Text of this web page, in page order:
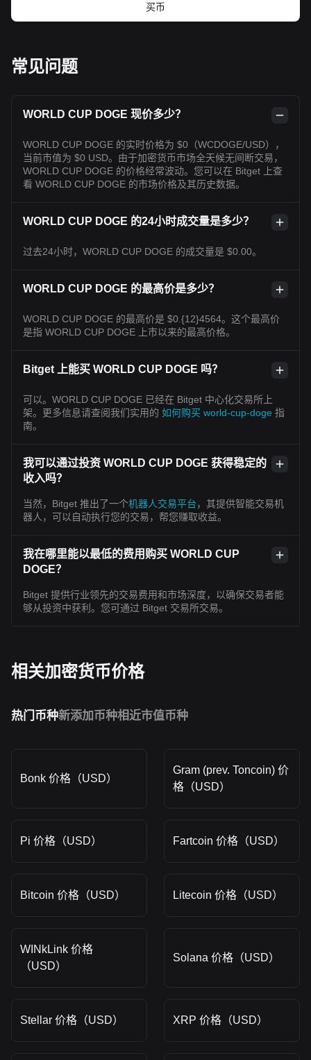
买币
常见问题
WORLD CUP DOGE 现价多少？
WORLD CUP DOGE 的实时价格为 $0（WCDOGE/USD），
当前市值为 $0 USD。由于加密货币市场全天候无间断交易，
WORLD CUP DOGE 的价格经常波动。您可以在 Bitget 上查
看 WORLD CUP DOGE 的市场价格及其历史数据。
WORLD CUP DOGE 的24小时成交量是多少？
过去24小时，WORLD CUP DOGE 的成交量是 $0.00。
WORLD CUP DOGE 的最高价是多少？
WORLD CUP DOGE 的最高价是 $0.{12}4564。这个最高价
是指 WORLD CUP DOGE 上市以来的最高价格。
Bitget 上能买 WORLD CUP DOGE 吗？
可以。WORLD CUP DOGE 已经在 Bitget 中心化交易所上
架。更多信息请查阅我们实用的 如何购买 world-cup-doge 指
南。
我可以通过投资 WORLD CUP DOGE 获得稳定的
收入吗？
当然，Bitget 推出了一个机器人交易平台，其提供智能交易机
器人，可以自动执行您的交易，帮您赚取收益。
我在哪里能以最低的费用购买 WORLD CUP
DOGE？
Bitget 提供行业领先的交易费用和市场深度，以确保交易者能
够从投资中获利。您可通过 Bitget 交易所交易。
相关加密货币价格
热门币种新添加币种相近市值币种
Bonk 价格（USD）
Gram (prev. Toncoin) 价
格（USD）
Pi 价格（USD） Fartcoin 价格（USD）
Bitcoin 价格（USD） Litecoin 价格（USD）
WINkLink 价格
（USD）
Solana 价格（USD）
Stellar 价格（USD） XRP 价格（USD）